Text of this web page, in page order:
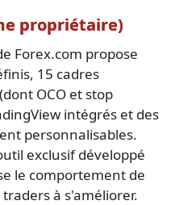
propriétaire)
Forex.com propose
15 cadres
OCO et stop
intégrés et des
personnalisables.
exclusif développé
le comportement de
à s'améliorer.